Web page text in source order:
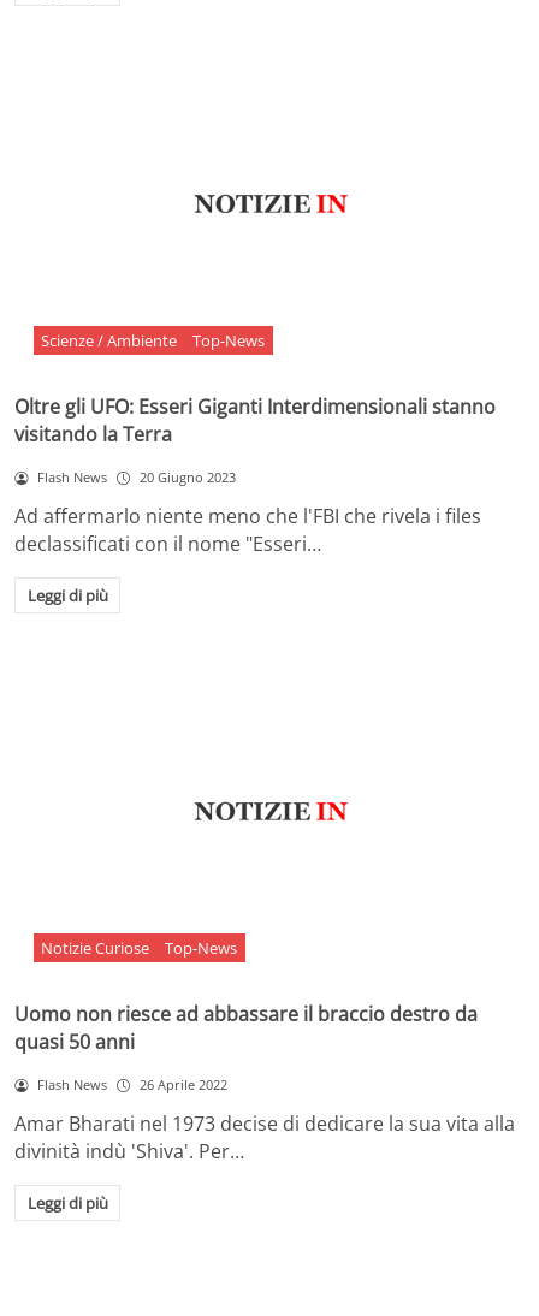
Scienze / Ambiente Top-News
Oltre gli UFO: Esseri Giganti Interdimensionali stanno
visitando la Terra
Flash News 20 Giugno 2023
Ad affermarlo niente meno che l'FBI che rivela i files
declassificati con il nome "Esseri…
Leggi di più
Notizie Curiose Top-News
Uomo non riesce ad abbassare il braccio destro da
quasi 50 anni
Flash News 26 Aprile 2022
Amar Bharati nel 1973 decise di dedicare la sua vita alla
divinità indù 'Shiva'. Per…
Leggi di più